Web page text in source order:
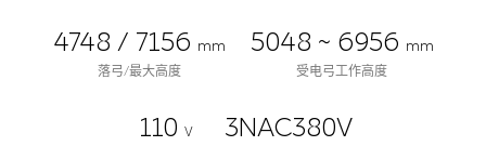
4748 / 7156 mm
落弓/最大高度
5048 ~ 6956 mm
受电弓工作高度
110 V
3NAC380V